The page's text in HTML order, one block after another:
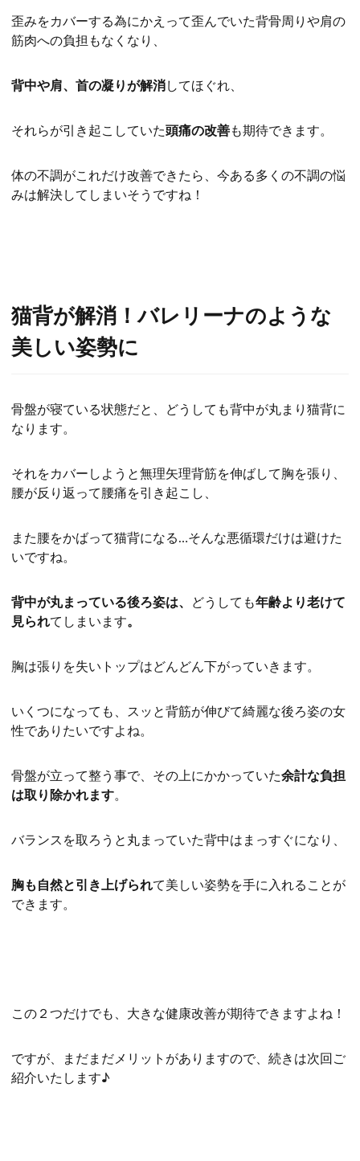
歪みをカバーする為にかえって歪んでいた背骨周りや肩の
筋肉への負担もなくなり、
背中や肩、首の凝りが解消してほぐれ、
それらが引き起こしていた頭痛の改善も期待できます。
体の不調がこれだけ改善できたら、今ある多くの不調の悩
みは解決してしまいそうですね！
猫背が解消！バレリーナのような
美しい姿勢に
骨盤が寝ている状態だと、どうしても背中が丸まり猫背に
なります。
それをカバーしようと無理矢理背筋を伸ばして胸を張り、
腰が反り返って腰痛を引き起こし、
また腰をかばって猫背になる…そんな悪循環だけは避けた
いですね。
背中が丸まっている後ろ姿は、 どうしても年齢より老けて
見られてしまいます。
胸は張りを失いトップはどんどん下がっていきます。
いくつになっても、スッと背筋が伸びて綺麗な後ろ姿の女
性でありたいですよね。
骨盤が立って整う事で、その上にかかっていた余計な負担
は取り除かれます。
バランスを取ろうと丸まっていた背中はまっすぐになり、
胸も自然と引き上げられて美しい姿勢を手に入れることが
できます。
この２つだけでも、大きな健康改善が期待できますよね！
ですが、まだまだメリットがありますので、続きは次回ご
紹介いたします♪